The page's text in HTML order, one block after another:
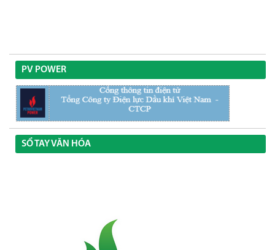
PV POWER
SỔ TAY VĂN HÓA